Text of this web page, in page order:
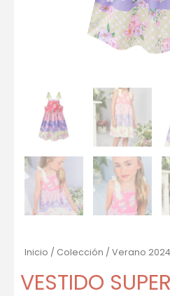
Inicio / Colección / Verano 2024
VESTIDO